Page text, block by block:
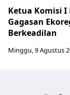
Ketua Komisi I
Gagasan
Berkeadilan
Minggu, 9 Agustus